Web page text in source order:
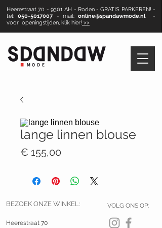
Heerestraat 70 - 9301 AH - Roden - GRATIS PARKEREN! -
tel:050-5017007 - mail:online@spandawmode.nl-
voor openingstijden, klik hier! >>
lange linnen blouse
€ 155,00
VOLG ONS OP:
BEZOEK ONZE WINKEL:
Heerestraat 70